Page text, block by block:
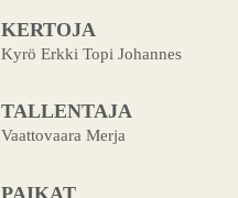
KERTOJA
Kyrö Erkki Topi Johannes
TALLENTAJA
Vaattovaara Merja
PAIKAT